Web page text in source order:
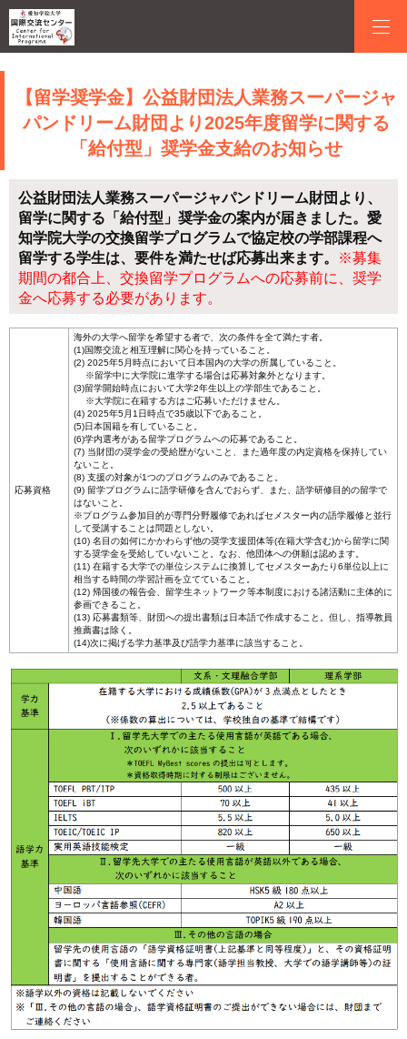
【留学奨学金】公益財団法人業務スーパージャ
パンドリーム財団より2025年度留学に関する
「給付型」奨学金支給のお知らせ
公益財団法人業務スーパージャパンドリーム財団より、
留学に関する「給付型」奨学金の案内が届きました。愛
知学院大学の交換留学プログラムで協定校の学部課程へ
留学する学生は、要件を満たせば応募出来ます。
※募集
期間の都合上、交換留学プログラムへの応募前に、奨学
金へ応募する必要があります。
応募資格
海外の大学へ留学を希望する者で、次の条件を全て満たす者。
(1)国際交流と相互理解に関心を持っていること。
(2) 2025年5月時点において日本国内の大学の所属していること。
※留学中に大学院に進学する場合は応募対象外となります。
(3)留学開始時点において大学2年生以上の学部生であること。
※大学院に在籍する方はご応募いただけません。
(4) 2025年5月1日時点で35歳以下であること。
(5)日本国籍を有していること。
(6)学内選考がある留学プログラムへの応募であること。
(7) 当財団の奨学金の受給歴がないこと、また過年度の内定資格を保持してい
ないこと。
(8) 支援の対象が1つのプログラムのみであること。
(9) 留学プログラムに語学研修を含んでおらず、また、語学研修目的の留学で
はないこと。
※プログラム参加目的が専門分野履修であればセメスター内の語学履修と並行
して受講することは問題としない。
(10) 名目の如何にかかわらず他の奨学支援団体等(在籍大学含む)から留学に関
する奨学金を受給していないこと。なお、他団体への併願は認めます。
(11) 在籍する大学での単位システムに換算してセメスターあたり6単位以上に
相当する時間の学習計画を立てていること。
(12) 帰国後の報告会、留学生ネットワーク等本制度における諸活動に主体的に
参画できること。
(13) 応募書類等、財団への提出書類は日本語で作成すること。但し、指導教員
推薦書は除く。
(14)次に掲げる学力基準及び語学力基準に該当すること。